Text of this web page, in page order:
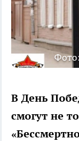
В День
смогут не